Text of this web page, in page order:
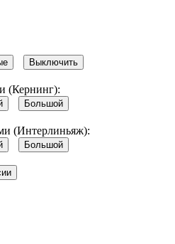
Выключить
(Кернинг):
Большой
(Интерлиньяж):
Большой